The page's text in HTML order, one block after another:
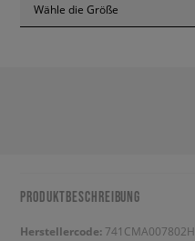
Wähle die Größe
PRODUKTBESCHREIBUNG
Herstellercode: 741CMA007802H